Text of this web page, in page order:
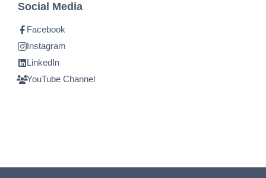
Social Media
Facebook
Instagram
LinkedIn
YouTube Channel